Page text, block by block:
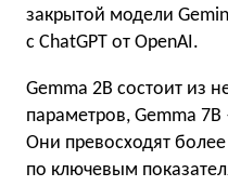
закрытой модели
с ChatGPT от OpenAI.
Gemma 2B состоит из
параметров, Gemma
Они превосходят
по ключевым